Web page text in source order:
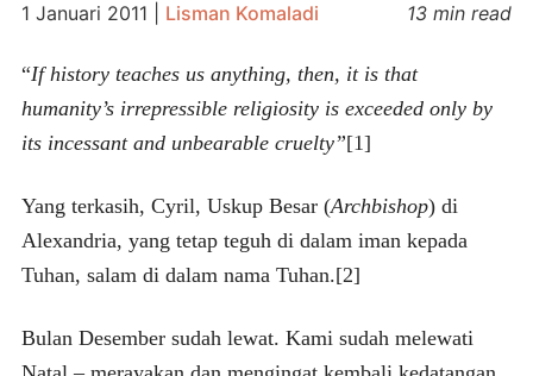
1 Januari 2011 Lisman Komaladi 13 min read
“If history teaches us anything, then, it is that
humanity’s irrepressible religiosity is exceeded only by
its incessant and unbearable cruelty”[1]
Yang terkasih, Cyril, Uskup Besar (Archbishop) di
Alexandria, yang tetap teguh di dalam iman kepada
Tuhan, salam di dalam nama Tuhan.[2]
Bulan Desember sudah lewat. Kami sudah melewati